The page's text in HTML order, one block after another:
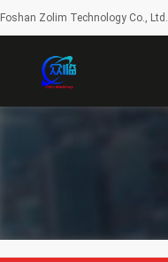
Foshan Zolim Technology Co., Ltd.